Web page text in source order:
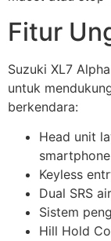
Fitur
Suzuki XL7
untuk
berkendara:
Head unit
smartphone
Keyless
Dual SRS
Sistem
Hill Hold